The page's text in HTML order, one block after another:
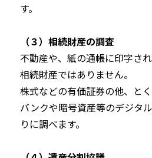
す。
（３）相続財産の調査
不動産や、紙の通帳に印字さ
相続財産ではありません。
株式などの有価証券の他、と
バンクや暗号資産等のデジタ
りに調べます。